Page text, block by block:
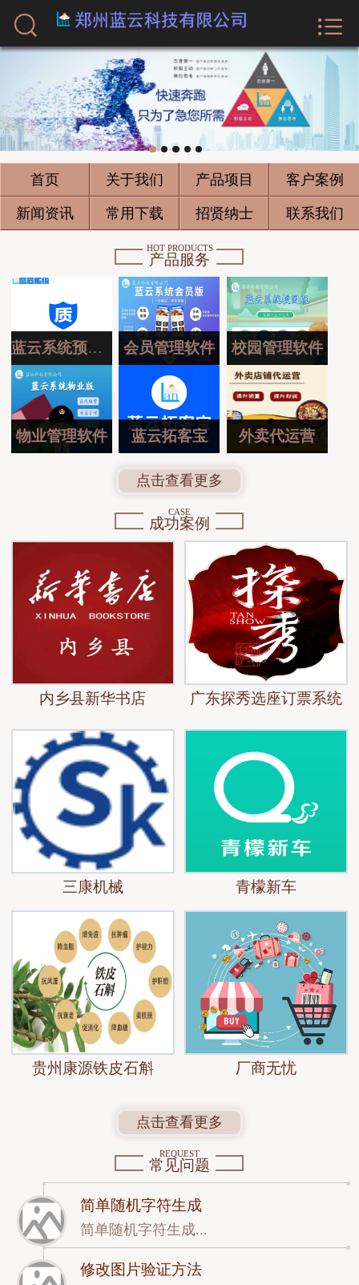

关于我们
产品项目
客户案例
新闻资讯
常用下载
联系我们


首页 关于我们 产品项目 客户案例
新闻资讯 常用下载 招贤纳士 联系我们
HOT PRODUCTS
产品服务
蓝云系统预约版 会员管理软件 校园管理软件
物业管理软件 蓝云拓客宝 外卖代运营
点击查看更多
CASE
成功案例
内乡县新华书店 广东探秀选座订票系统
三康机械 青檬新车
贵州康源铁皮石斛 厂商无忧
点击查看更多
REQUEST
常见问题
简单随机字符生成
简单随机字符生成...
修改图片验证方法